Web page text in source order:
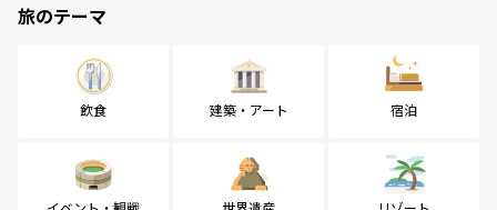
旅のテーマ
飲食 建築・アート 宿泊